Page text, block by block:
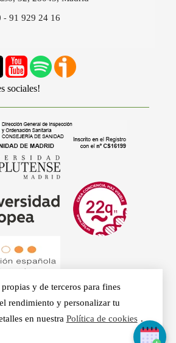
-91 929 24 16
sociales!
Aurea. Especialistas en Logopedia,
y de terceros para fines
rendimiento y personalizar tu
en nuestra Política de cookies .